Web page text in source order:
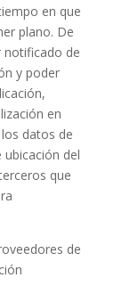
en que
plano. De
notificado de
y poder
en
datos de
del
que
de